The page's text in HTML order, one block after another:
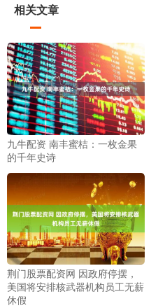
相关文章
九牛配资 南丰蜜桔：一枚金果
的千年史诗
荆门股票配资网 因政府停摆，
美国将安排核武器机构员工无薪
休假